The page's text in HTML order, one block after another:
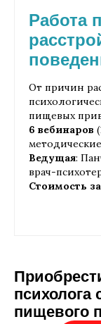
Работа
От причин
пищевых
6 вебинаров
Ведущая:
врач-
Стоимость
психолога
пищевого